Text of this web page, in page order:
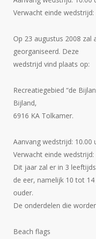
Verwacht einde wedstrijd:
Op 23 augustus 2008 zal
georganiseerd. Deze
wedstrijd vind plaats op:
Recreatiegebied “de
Bijland,
6916 KA Tolkamer.
Aanvang wedstrijd: 10.00
Verwacht einde wedstrijd:
Dit jaar zal er in 3
de eer, namelijk 10 tot
ouder.
De onderdelen die
Beach flags